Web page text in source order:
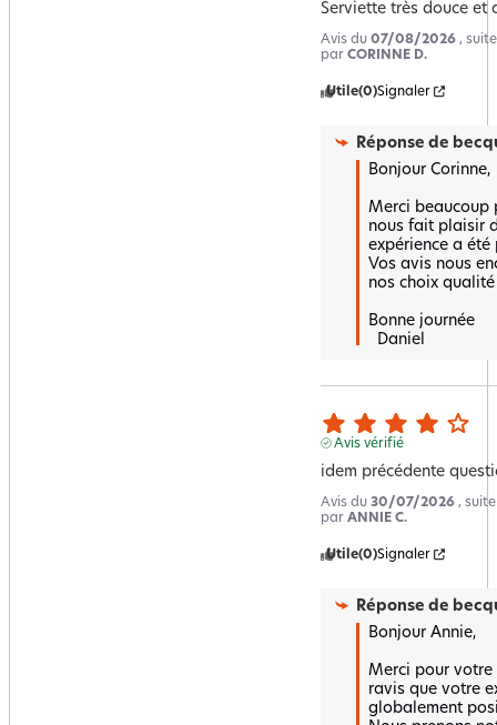
Serviette très douce et
Avis du 07/08/2026 ,
par CORINNE D.
Utile(0)Signaler
Réponse de
Bonjour Corinne,
Merci beaucoup
nous fait plaisir
expérience a
Vos avis nous
nos choix
Bonne journée
  Daniel
Avis vérifié
idem précédente
Avis du 30/07/2026 ,
par ANNIE C.
Utile(0)Signaler
Réponse de
Bonjour Annie,
Merci pour votre
ravis que votre
globalement